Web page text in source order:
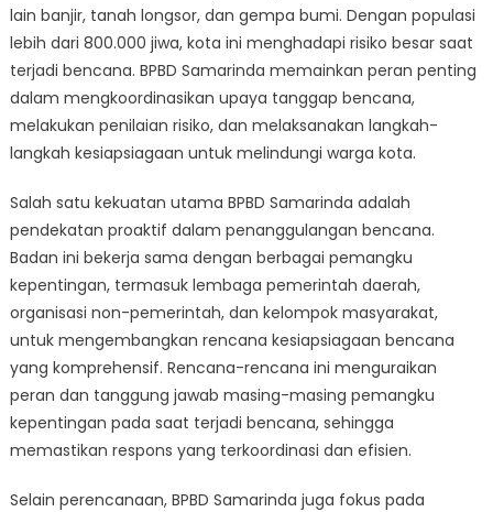
lain banjir, tanah longsor, dan gempa bumi. Dengan populasi
lebih dari 800.000 jiwa, kota ini menghadapi risiko besar saat
terjadi bencana. BPBD Samarinda memainkan peran penting
dalam mengkoordinasikan upaya tanggap bencana,
melakukan penilaian risiko, dan melaksanakan langkah-
langkah kesiapsiagaan untuk melindungi warga kota.
Salah satu kekuatan utama BPBD Samarinda adalah
pendekatan proaktif dalam penanggulangan bencana.
Badan ini bekerja sama dengan berbagai pemangku
kepentingan, termasuk lembaga pemerintah daerah,
organisasi non-pemerintah, dan kelompok masyarakat,
untuk mengembangkan rencana kesiapsiagaan bencana
yang komprehensif. Rencana-rencana ini menguraikan
peran dan tanggung jawab masing-masing pemangku
kepentingan pada saat terjadi bencana, sehingga
memastikan respons yang terkoordinasi dan efisien.
Selain perencanaan, BPBD Samarinda juga fokus pada